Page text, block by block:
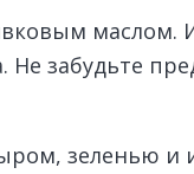
маслом.
забудьте
зеленью